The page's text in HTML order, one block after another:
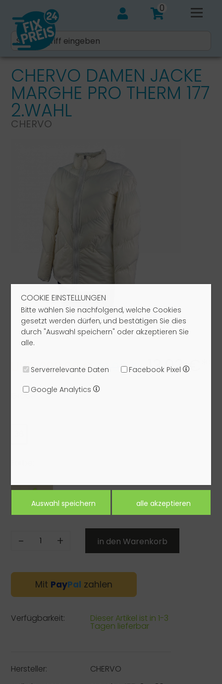
COOKIE EINSTELLUNGEN
Bitte wählen Sie nachfolgend, welche Cookies
gesetzt werden dürfen, und bestätigen Sie dies
durch "Auswahl speichern" oder akzeptieren Sie
alle.
Serverrelevante Daten
Facebook Pixel
Google Analytics
0
CHERVO DAMEN JACKE
MARGHE PRO THERM 177
2.WAHL
CHERVO
UVP: 299,00 €19,90 €13,93 €*
Größe:
- +
Mit PayPal zahlen
Verfügbarkeit: Dieser Artikel ist in 1-3
Tagen lieferbar
Hersteller:
CHERVO